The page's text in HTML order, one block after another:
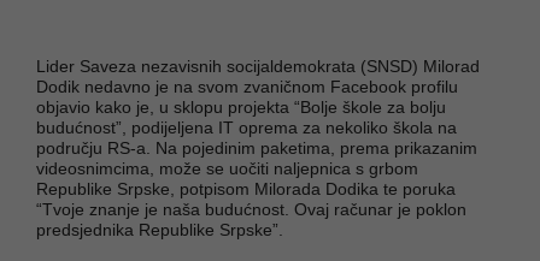
Lider Saveza nezavisnih socijaldemokrata (SNSD) Milorad
Dodik nedavno je na svom zvaničnom Facebook profilu
objavio kako je, u sklopu projekta “Bolje škole za bolju
budućnost”, podijeljena IT oprema za nekoliko škola na
području RS-a. Na pojedinim paketima, prema prikazanim
videosnimcima, može se uočiti naljepnica s grbom
Republike Srpske, potpisom Milorada Dodika te poruka
“Tvoje znanje je naša budućnost. Ovaj računar je poklon
predsjednika Republike Srpske”.